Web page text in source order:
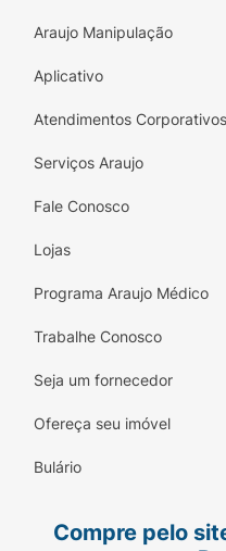
Araujo Manipulação
Aplicativo
Atendimentos
Serviços Araujo
Fale Conosco
Lojas
Programa Araujo Médico
Trabalhe Conosco
Seja um fornecedor
Ofereça seu imóvel
Bulário
Compre pelo